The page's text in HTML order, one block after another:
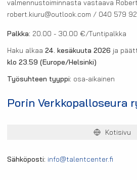
valmennustoiminnasta vastaava
robert.kiuru@outlook.com / 040 579
Palkka: 20.00 - 30.00 €/Tuntipalkka
Haku alkaa 24. kesäkuuta 2026 ja
klo 23.59 (Europe/Helsinki)
Työsuhteen tyyppi: osa-aikainen
Porin Verkkopalloseura
Kotisivu
Sähköposti: info@talentcenter.fi